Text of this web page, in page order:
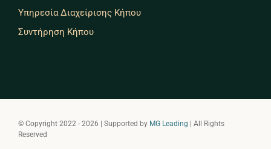
Υπηρεσία Διαχείρισης Κήπου
Συντήρηση Κήπου
© Copyright 2022 - 2026 | Supported by MG Leading | All Rights
Reserved